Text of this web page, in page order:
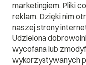
16 grudnia
marketingiem. Pliki
reklam. Dzięki nim
naszej strony
Udzielona
wycofana lub
wykorzystywanych